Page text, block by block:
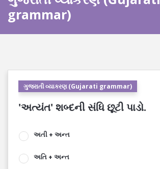
grammar)
ગુજરાતી વ્યાકરણ (Gujarati grammar)
'અત્યંત' શબ્દની સંધિ છૂટી પાડો.
અતી + અન્ત
અતિ + અન્ત